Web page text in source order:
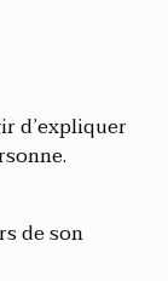
d’expliquer
de son